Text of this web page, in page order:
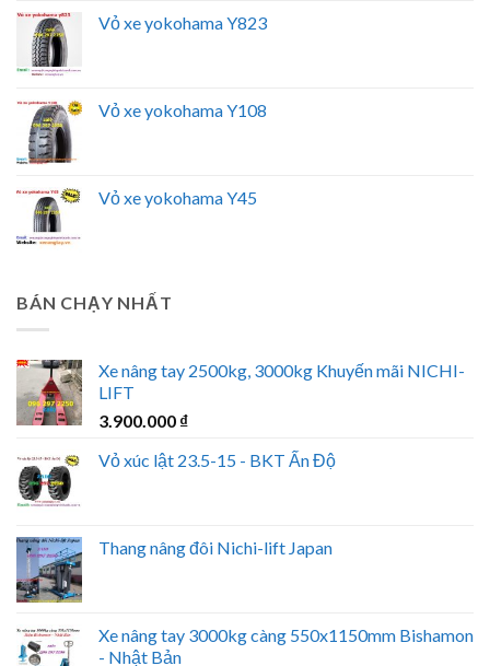
Vỏ xe yokohama Y823
Vỏ xe yokohama Y108
Vỏ xe yokohama Y45
BÁN CHẠY NHẤT
Xe nâng tay 2500kg, 3000kg Khuyến mãi NICHI-
LIFT
3.900.000 ₫
Vỏ xúc lật 23.5-15 - BKT Ấn Độ
Thang nâng đôi Nichi-lift Japan
Xe nâng tay 3000kg càng 550x1150mm Bishamon
- Nhật Bản